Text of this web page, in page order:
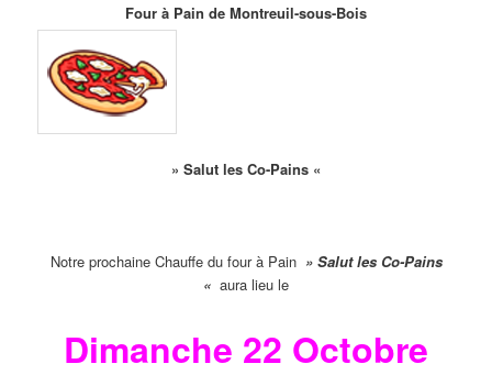
Four à Pain de Montreuil-sous-Bois
» Salut les Co-Pains «
Notre prochaine Chauffe du four à Pain » Salut les Co-Pains
« aura lieu le
Dimanche 22 Octobre